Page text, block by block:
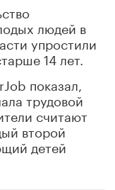
людей в
упростили
14 лет.
показал,
трудовой
считают
второй
детей